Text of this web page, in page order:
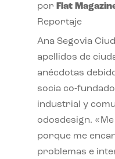
por Flat
Reportaje
Ana Segovia
apellidos de
anécdotas
socia co-
industrial y
odosdesign.
porque me
problemas e